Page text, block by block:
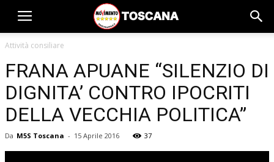
Attività consiliare
FRANA APUANE “SILENZIO DI
DIGNITA’ CONTRO IPOCRITI
DELLA VECCHIA POLITICA”
Da M5S Toscana - 15 Aprile 2016 37